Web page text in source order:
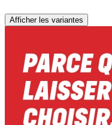
Afficher les variantes